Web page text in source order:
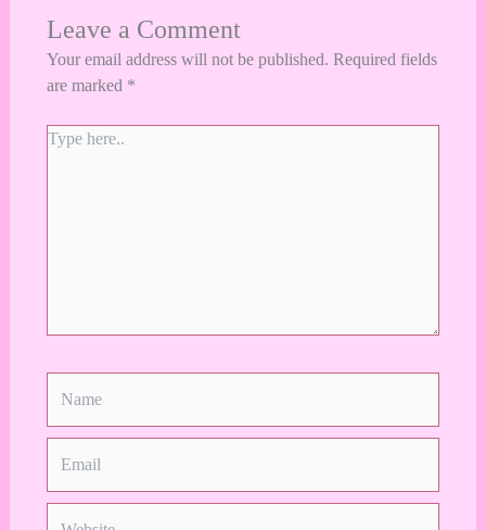
Leave a Comment
Your email address will not be published. Required fields
are marked *
Type